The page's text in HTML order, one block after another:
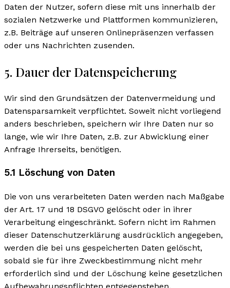
Daten der Nutzer, sofern diese mit uns innerhalb der
sozialen Netzwerke und Plattformen kommunizieren,
z.B. Beiträge auf unseren Onlinepräsenzen verfassen
oder uns Nachrichten zusenden.
5. Dauer der Datenspeicherung
Wir sind den Grundsätzen der Datenvermeidung und
Datensparsamkeit verpflichtet. Soweit nicht vorliegend
anders beschrieben, speichern wir Ihre Daten nur so
lange, wie wir Ihre Daten, z.B. zur Abwicklung einer
Anfrage Ihrerseits, benötigen.
5.1 Löschung von Daten
Die von uns verarbeiteten Daten werden nach Maßgabe
der Art. 17 und 18 DSGVO gelöscht oder in ihrer
Verarbeitung eingeschränkt. Sofern nicht im Rahmen
dieser Datenschutzerklärung ausdrücklich angegeben,
werden die bei uns gespeicherten Daten gelöscht,
sobald sie für ihre Zweckbestimmung nicht mehr
erforderlich sind und der Löschung keine gesetzlichen
Aufbewahrungspflichten entgegenstehen.